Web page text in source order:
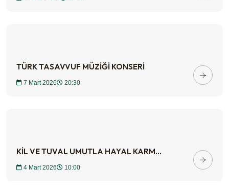
TÜRK TASAVVUF MÜZİĞİ KONSERİ
7 Mart 2026 20:30
KİL VE TUVAL UMUTLA HAYAL KARM...
4 Mart 2026 10:00